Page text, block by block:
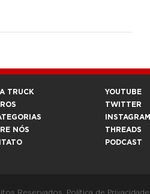
TRUCK
NÓS
YOUTUBE
TWITTER
INSTAGRAM
THREADS
PODCAST
Reservados. Política de Privacidade